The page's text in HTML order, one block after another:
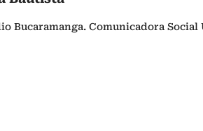
Bucaramanga. Comunicadora Social